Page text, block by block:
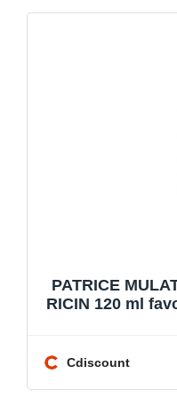
PATRICE
RICIN 120 ml
Cdiscount